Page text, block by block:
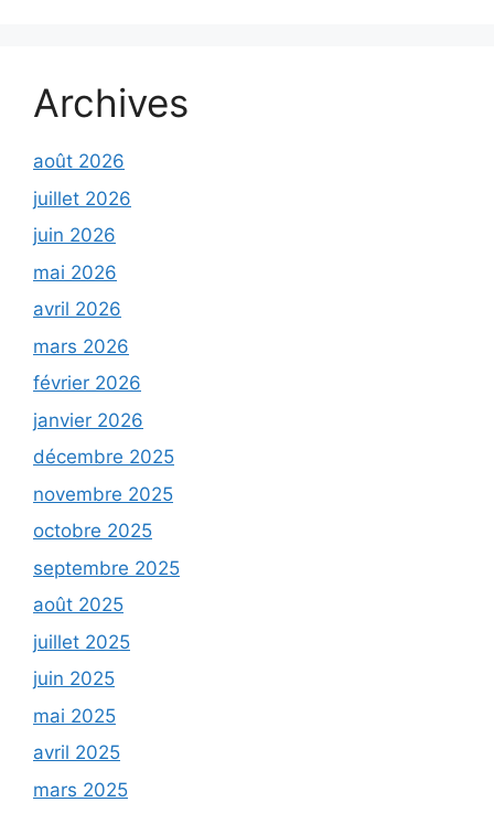
Archives
août 2026
juillet 2026
juin 2026
mai 2026
avril 2026
mars 2026
février 2026
janvier 2026
décembre 2025
novembre 2025
octobre 2025
septembre 2025
août 2025
juillet 2025
juin 2025
mai 2025
avril 2025
mars 2025